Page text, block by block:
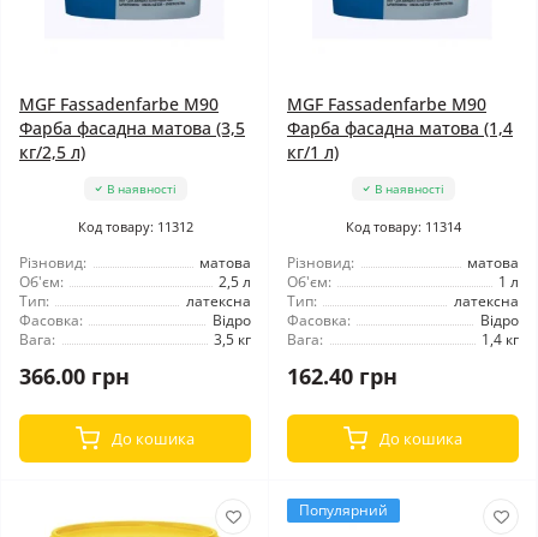
MGF Fassadenfarbe М90
Фарба фасадна матова (3,5
кг/2,5 л)
В наявності
Код товару: 11312
Різновид:
матова
Об'єм:
2,5 л
Тип:
латексна
Фасовка:
Відро
Вага:
3,5 кг
366.00 грн
До кошика
MGF Fassadenfarbe М90
Фарба фасадна матова (1,4
кг/1 л)
В наявності
Код товару: 11314
Різновид:
матова
Об'єм:
1 л
Тип:
латексна
Фасовка:
Відро
Вага:
1,4 кг
162.40 грн
До кошика
Популярний